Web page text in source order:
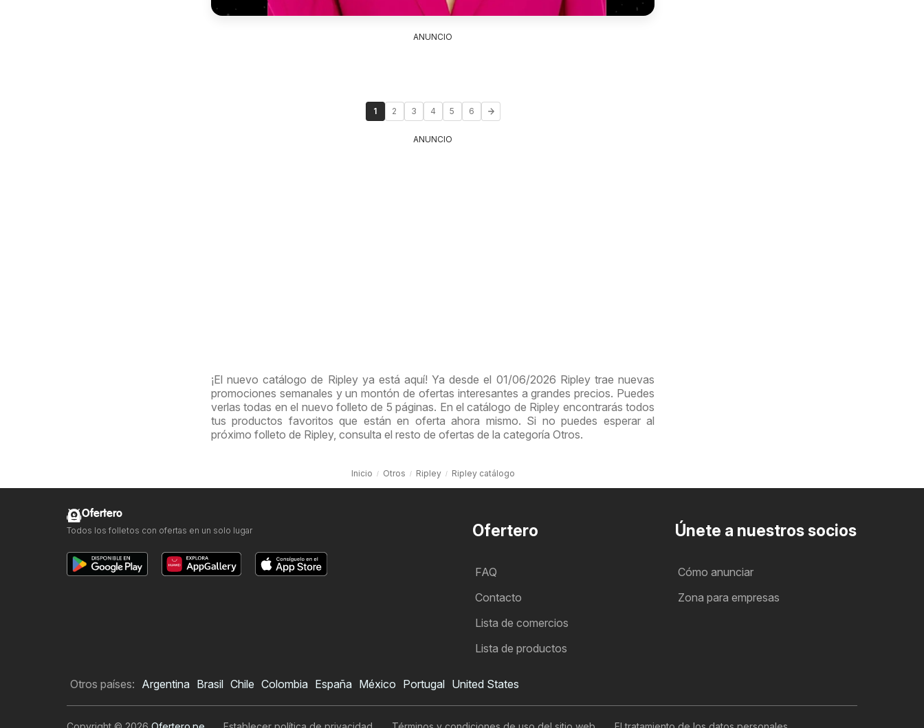
Folleto de Ripley
Quiero suscribirme al folleto
ANUNCIO
1 2 3 4 5 6
ANUNCIO
¡El nuevo catálogo de Ripley ya está aquí! Ya desde el 01/06/2026 Ripley trae nuevas
promociones semanales y un montón de ofertas interesantes a grandes precios. Puedes
verlas todas en el nuevo folleto de 5 páginas. En el catálogo de Ripley encontrarás todos
tus productos favoritos que están en oferta ahora mismo. Si no puedes esperar al
próximo folleto de Ripley, consulta el resto de ofertas de la categoría Otros.
Inicio Otros Ripley Ripley catálogo
Ofertero
FAQ
Contacto
Lista de comercios
Lista de productos
Únete a nuestros socios
Cómo anunciar
Zona para empresas
Ofertero
Todos los folletos con ofertas en un solo lugar
Otros países: Argentina Brasil Chile Colombia España México Portugal United States